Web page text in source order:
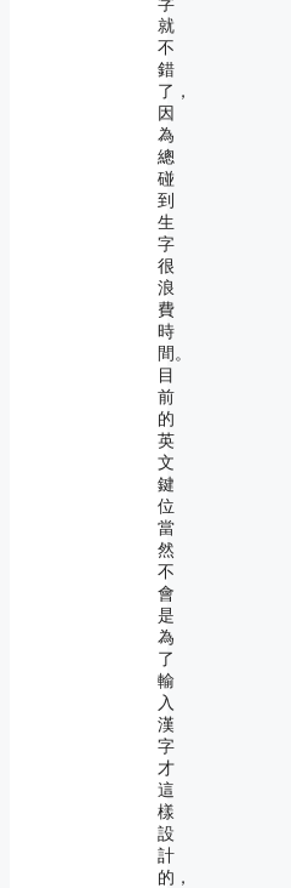
字
就
不
錯
了，
因
為
總
碰
到
生
字
很
浪
費
時
間。
目
前
的
英
文
鍵
位
當
然
不
會
是
為
了
輸
入
漢
字
才
這
樣
設
計
的，